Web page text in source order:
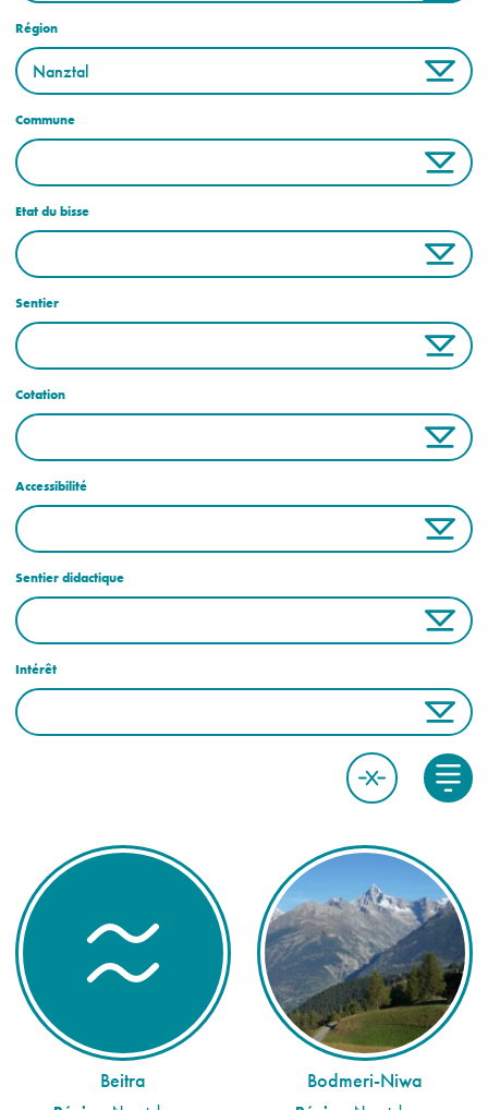
Région
Commune
Etat du bisse
Sentier
Cotation
Accessibilité
Sentier didactique
Intérêt
Beitra Bodmeri-Niwa